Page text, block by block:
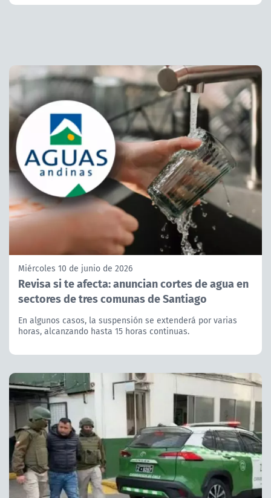
Miércoles 10 de junio de 2026
Revisa si te afecta: anuncian cortes de agua en
sectores de tres comunas de Santiago
En algunos casos, la suspensión se extenderá por varias
horas, alcanzando hasta 15 horas continuas.